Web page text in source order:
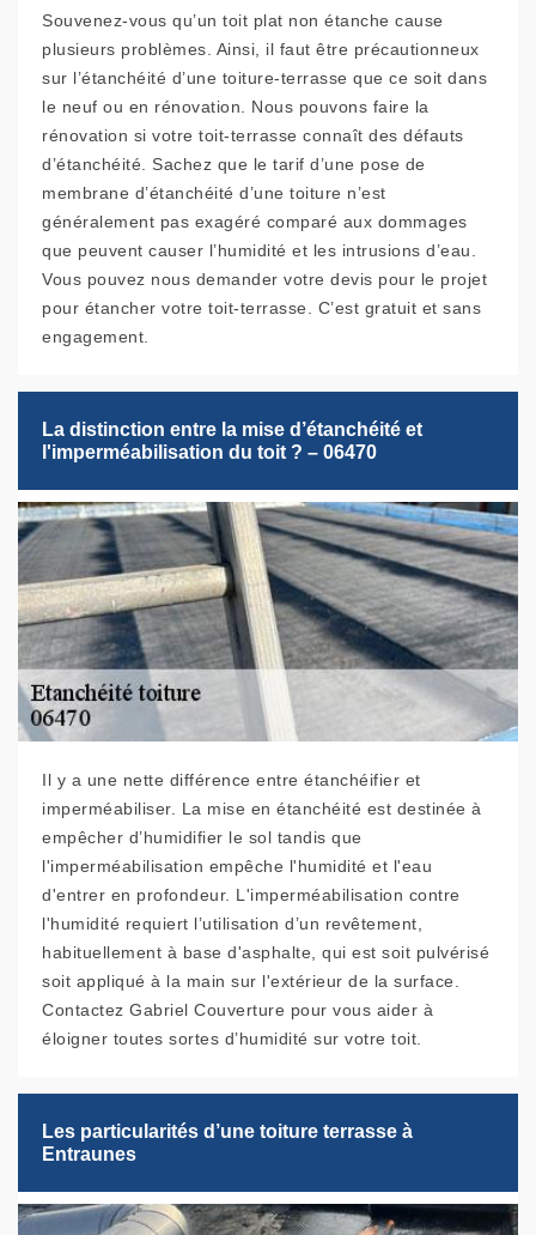
Souvenez-vous qu’un toit plat non étanche cause
plusieurs problèmes. Ainsi, il faut être précautionneux
sur l’étanchéité d’une toiture-terrasse que ce soit dans
le neuf ou en rénovation. Nous pouvons faire la
rénovation si votre toit-terrasse connaît des défauts
d’étanchéité. Sachez que le tarif d’une pose de
membrane d’étanchéité d’une toiture n’est
généralement pas exagéré comparé aux dommages
que peuvent causer l’humidité et les intrusions d’eau.
Vous pouvez nous demander votre devis pour le projet
pour étancher votre toit-terrasse. C’est gratuit et sans
engagement.
La distinction entre la mise d’étanchéité et
l'imperméabilisation du toit ? – 06470
Il y a une nette différence entre étanchéifier et
imperméabiliser. La mise en étanchéité est destinée à
empêcher d’humidifier le sol tandis que
l'imperméabilisation empêche l'humidité et l'eau
d'entrer en profondeur. L'imperméabilisation contre
l'humidité requiert l’utilisation d’un revêtement,
habituellement à base d'asphalte, qui est soit pulvérisé
soit appliqué à la main sur l'extérieur de la surface.
Contactez Gabriel Couverture pour vous aider à
éloigner toutes sortes d’humidité sur votre toit.
Les particularités d’une toiture terrasse à
Entraunes